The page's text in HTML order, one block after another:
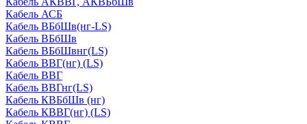
Кабель АСБ
Кабель ВБбШв(нг-LS)
Кабель ВБбШв
Кабель ВБбШвнг(LS)
Кабель ВВГ(нг) (LS)
Кабель ВВГ
Кабель ВВГнг(LS)
Кабель КВБбШв (нг)
Кабель КВВГ(нг) (LS)